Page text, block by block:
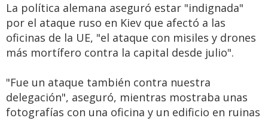
La política alemana aseguró estar "indignada"
por el ataque ruso en Kiev que afectó a las
oficinas de la UE, "el ataque con misiles y drones
más mortífero contra la capital desde julio".
"Fue un ataque también contra nuestra
delegación", aseguró, mientras mostraba unas
fotografías con una oficina y un edificio en ruinas